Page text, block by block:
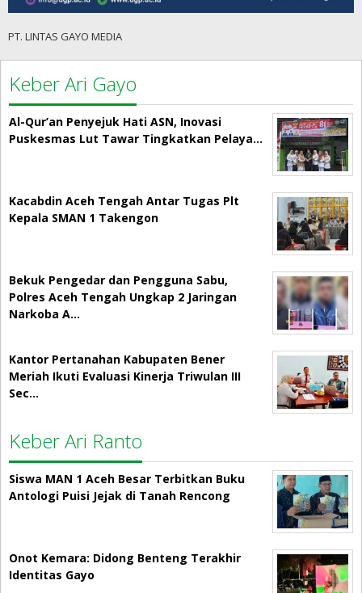
PT. LINTAS GAYO MEDIA
Keber Ari Gayo
Al-Qur’an Penyejuk Hati ASN, Inovasi
Puskesmas Lut Tawar Tingkatkan Pelaya…
Kacabdin Aceh Tengah Antar Tugas Plt
Kepala SMAN 1 Takengon
Bekuk Pengedar dan Pengguna Sabu,
Polres Aceh Tengah Ungkap 2 Jaringan
Narkoba A…
Kantor Pertanahan Kabupaten Bener
Meriah Ikuti Evaluasi Kinerja Triwulan III
Sec…
Keber Ari Ranto
Siswa MAN 1 Aceh Besar Terbitkan Buku
Antologi Puisi Jejak di Tanah Rencong
Onot Kemara: Didong Benteng Terakhir
Identitas Gayo